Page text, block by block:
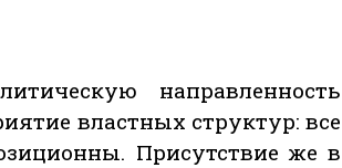
направленность
властных структур: все
Присутствие же в